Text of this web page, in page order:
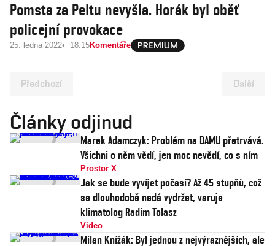
Pomsta za Peltu nevyšla. Horák byl oběť
policejní provokace
25. ledna 2022 18:15Komentáře
Předchozí Další
Články odjinud
Marek Adamczyk: Problém na DAMU přetrvává.
Všichni o něm vědí, jen moc nevědí, co s ním
Prostor X
Jak se bude vyvíjet počasí? Až 45 stupňů, což
se dlouhodobě nedá vydržet, varuje
klimatolog Radim Tolasz
Video
Milan Knížák: Byl jednou z nejvýraznějších, ale